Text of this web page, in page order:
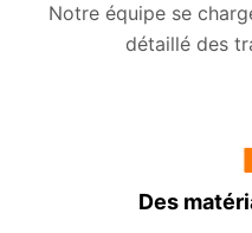
Notre équipe se
détaillé des
Des